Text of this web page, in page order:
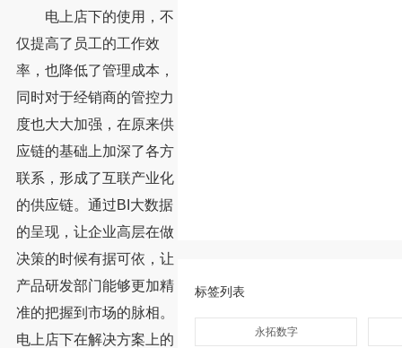
电上店下的使用，不
仅提高了员工的工作效
率，也降低了管理成本，
同时对于经销商的管控力
度也大大加强，在原来供
应链的基础上加深了各方
联系，形成了互联产业化
的供应链。通过BI大数据
的呈现，让企业高层在做
决策的时候有据可依，让
产品研发部门能够更加精
准的把握到市场的脉相。
电上店下在解决方案上的
标签列表
永拓数字